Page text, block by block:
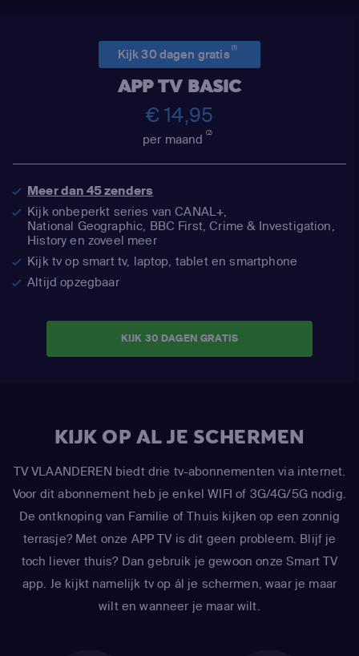
Kijk 30 dagen gratis(1)
APP TV BASIC
€ 14,95
per maand(2)
Meer dan 45 zenders
Kijk onbeperkt series van CANAL+,
National Geographic, BBC First, Crime & Investigation,
History en zoveel meer
Kijk tv op smart tv, laptop, tablet en smartphone
Altijd opzegbaar
KIJK 30 DAGEN GRATIS
KIJK OP AL JE SCHERMEN
TV VLAANDEREN biedt drie tv-abonnementen via internet.
Voor dit abonnement heb je enkel WIFI of 3G/4G/5G nodig.
De ontknoping van Familie of Thuis kijken op een zonnig
terrasje? Met onze APP TV is dit geen probleem. Blijf je
toch liever thuis? Dan gebruik je gewoon onze Smart TV
app. Je kijkt namelijk tv op ál je schermen, waar je maar
wilt en wanneer je maar wilt.